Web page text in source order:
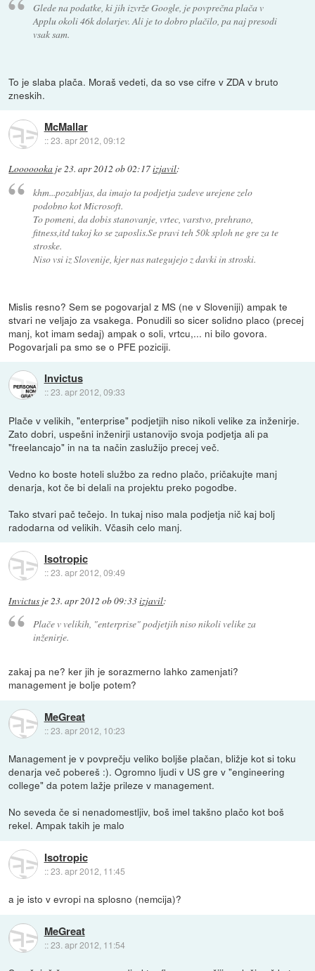
Glede na podatke, ki jih izvrže Google, je povprečna plača v
Applu okoli 46k dolarjev. Ali je to dobro plačilo, pa naj presodi
vsak sam.
To je slaba plača. Moraš vedeti, da so vse cifre v ZDA v bruto
zneskih.
McMallar
::23. apr 2012, 09:12
Looooooka je23. apr 2012 ob 02:17izjavil:
khm...pozabljas, da imajo ta podjetja zadeve urejene zelo
podobno kot Microsoft.
To pomeni, da dobis stanovanje, vrtec, varstvo, prehrano,
fitness,itd takoj ko se zaposlis.Se pravi teh 50k sploh ne gre za te
stroske.
Niso vsi iz Slovenije, kjer nas nategujejo z davki in stroski.
Mislis resno? Sem se pogovarjal z MS (ne v Sloveniji) ampak te
stvari ne veljajo za vsakega. Ponudili so sicer solidno placo (precej
manj, kot imam sedaj) ampak o soli, vrtcu,... ni bilo govora.
Pogovarjali pa smo se o PFE poziciji.
Invictus
::23. apr 2012, 09:33
Plače v velikih, "enterprise" podjetjih niso nikoli velike za inženirje.
Zato dobri, uspešni inženirji ustanovijo svoja podjetja ali pa
"freelancajo" in na ta način zaslužijo precej več.
Vedno ko boste hoteli službo za redno plačo, pričakujte manj
denarja, kot če bi delali na projektu preko pogodbe.
Tako stvari pač tečejo. In tukaj niso mala podjetja nič kaj bolj
radodarna od velikih. Včasih celo manj.
Isotropic
::23. apr 2012, 09:49
Invictus je23. apr 2012 ob 09:33izjavil:
Plače v velikih, "enterprise" podjetjih niso nikoli velike za
inženirje.
zakaj pa ne? ker jih je sorazmerno lahko zamenjati?
management je bolje potem?
MeGreat
::23. apr 2012, 10:23
Management je v povprečju veliko boljše plačan, bližje kot si toku
denarja več pobereš :). Ogromno ljudi v US gre v "engineering
college" da potem lažje prileze v management.
No seveda če si nenadomestljiv, boš imel takšno plačo kot boš
rekel. Ampak takih je malo
Isotropic
::23. apr 2012, 11:45
a je isto v evropi na splosno (nemcija)?
MeGreat
::23. apr 2012, 11:54